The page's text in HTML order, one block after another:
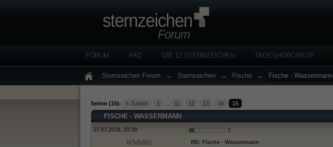
FORUM FAQ DIE 12 STERNZEICHEN TAGESHOROSKOP
Sternzeichen Forum → Sternzeichen → Fische → Fische - Wassermann
Seiten (15): « Zurück 1 11 12 13 14 15
FISCHE - WASSERMANN
17.07.2018, 20:29 1
WMM85 RE: Fische - Wassermann